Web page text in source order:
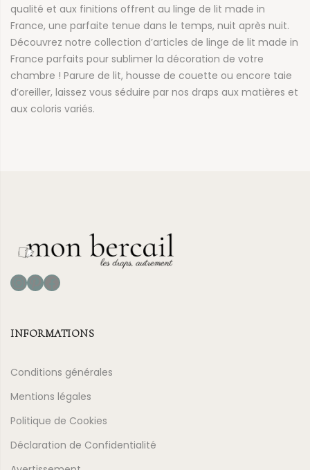
qualité et aux finitions offrent au linge de lit made in
France, une parfaite tenue dans le temps, nuit après nuit.
Découvrez notre collection d’articles de linge de lit made in
France parfaits pour sublimer la décoration de votre
chambre ! Parure de lit, housse de couette ou encore taie
d’oreiller, laissez vous séduire par nos draps aux matières et
aux coloris variés.
Instagram
Pinterest
Facebook
INFORMATIONS
Conditions générales
Mentions légales
Politique de Cookies
Déclaration de Confidentialité